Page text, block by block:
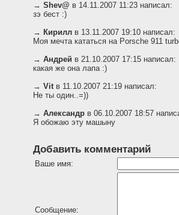
→ Shev@ в 14.11.2007 11:23 написал:
зэ бест :)
→ Кирилл в 13.11.2007 19:10 написал:
Моя мечта кататься на Porsche 911
→ Андрей в 21.10.2007 17:15 написал:
какая же она лапа :)
→ Vitв 11.10.2007 21:19 написал:
Не ты один..=))
→ Александр в 06.10.2007 18:57
Я обожаю эту машыну
Добавить комментарий
Ваше имя:
Сообщение: